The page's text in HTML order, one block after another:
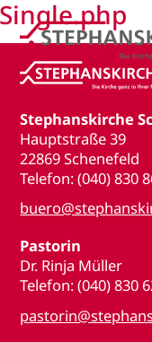
Stephanskirche
Hauptstraße 39
22869 Schenefeld
Telefon: (040) 830
Pastorin
Dr. Rinja Müller
Telefon: (040) 830